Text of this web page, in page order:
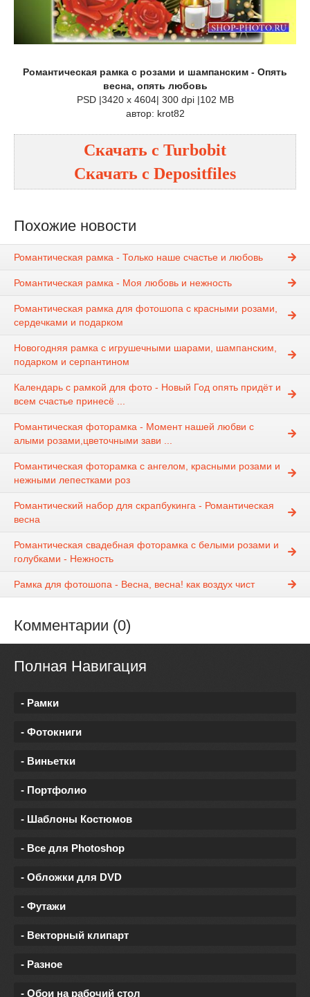
Романтическая рамка с розами и шампанским - Опять
весна, опять любовь
PSD |3420 x 4604| 300 dpi |102 MB
автор: krot82
Скачать с Turbobit
Скачать с Depositfiles
Похожие новости
Романтическая рамка - Только наше счастье и любовь
Романтическая рамка - Моя любовь и нежность
Романтическая рамка для фотошопа с красными розами,
сердечками и подарком
Новогодняя рамка с игрушечными шарами, шампанским,
подарком и серпантином
Календарь с рамкой для фото - Новый Год опять придёт и
всем счастье принесё ...
Романтическая фоторамка - Момент нашей любви с
алыми розами,цветочными зави ...
Романтическая фоторамка с ангелом, красными розами и
нежными лепестками роз
Романтический набор для скрапбукинга - Романтическая
весна
Романтическая свадебная фоторамка с белыми розами и
голубками - Нежность
Рамка для фотошопа - Весна, весна! как воздух чист
Комментарии (0)
Полная Навигация
- Рамки
- Фотокниги
- Виньетки
- Портфолио
- Шаблоны Костюмов
- Все для Photoshop
- Обложки для DVD
- Футажи
- Векторный клипарт
- Разное
- Обои на рабочий стол